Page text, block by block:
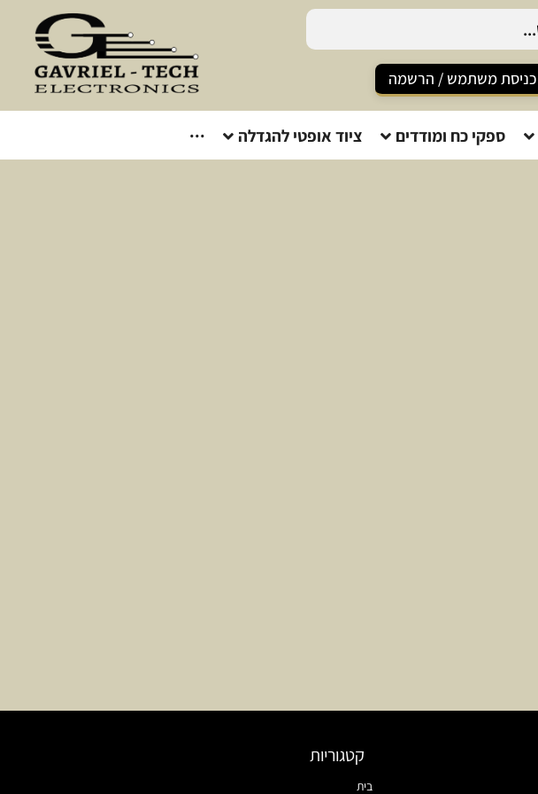
כניסת משתמש / הרשמה
ספקי כח ומודדים ציוד אופטי להגדלה ···
קטגוריות
בית